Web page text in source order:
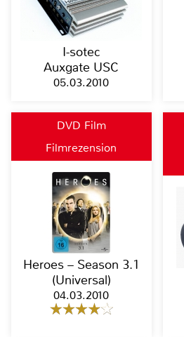
I-sotec
Auxgate USC
05.03.2010
DVD Film
Filmrezension
Heroes – Season 3.1
(Universal)
04.03.2010